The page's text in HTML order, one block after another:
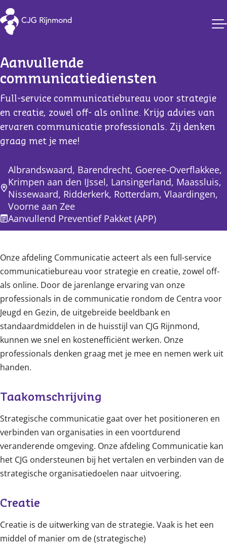
CJG Rijnmond
Aanvullende
communicatiediensten
Full-service communicatiebureau voor strategie
en creatie, zowel off- als online. Krijg advies van
ervaren communicatie professionals. Zij denken
graag met je mee!
Albrandswaard, Barendrecht, Goeree-Overflakkee,
Krimpen aan den IJssel, Lansingerland, Maassluis,
Nissewaard, Ridderkerk, Rotterdam, Vlaardingen,
Voorne aan Zee
Aanvullend Preventief Pakket (APP)
Onze afdeling Communicatie acteert als een full-service
communicatiebureau voor strategie en creatie, zowel off-
als online. Door de jarenlange ervaring van onze
professionals in de communicatie rondom de Centra voor
Jeugd en Gezin, de uitgebreide beeldbank en
standaardmiddelen in de huisstijl van CJG Rijnmond,
kunnen we snel en kostenefficiënt werken. Onze
professionals denken graag met je mee en nemen werk uit
handen.
Taakomschrijving
Strategische communicatie gaat over het positioneren en
verbinden van organisaties in een voortdurend
veranderende omgeving. Onze afdeling Communicatie kan
het CJG ondersteunen bij het vertalen en verbinden van de
strategische organisatiedoelen naar uitvoering.
Creatie
Creatie is de uitwerking van de strategie. Vaak is het een
middel of manier om de (strategische)